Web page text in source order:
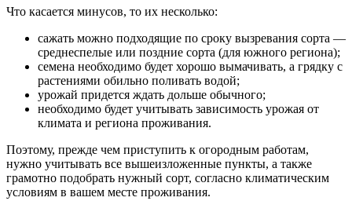
Что касается минусов, то их несколько:
сажать можно подходящие по сроку вызревания сорта —
среднеспелые или поздние сорта (для южного региона);
семена необходимо будет хорошо вымачивать, а грядку с
растениями обильно поливать водой;
урожай придется ждать дольше обычного;
необходимо будет учитывать зависимость урожая от
климата и региона проживания.
Поэтому, прежде чем приступить к огородным работам,
нужно учитывать все вышеизложенные пункты, а также
грамотно подобрать нужный сорт, согласно климатическим
условиям в вашем месте проживания.